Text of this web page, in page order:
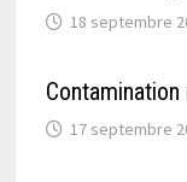
18 septembre
17 septembre